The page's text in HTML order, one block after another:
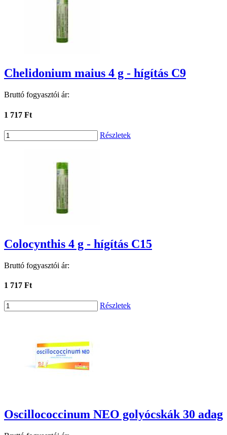
Chelidonium maius 4 g - hígítás C9
Bruttó fogyasztói ár:
1 717 Ft
Részletek
Colocynthis 4 g - hígítás C15
Bruttó fogyasztói ár:
1 717 Ft
Részletek
Oscillococcinum NEO golyócskák 30 adag